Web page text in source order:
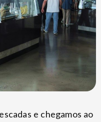
e chegamos ao